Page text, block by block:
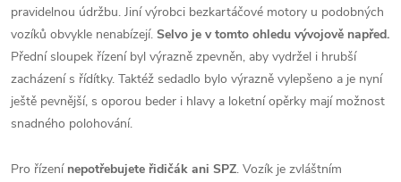
pravidelnou údržbu. Jiní výrobci bezkartáčové motory u podobných
vozíků obvykle nenabízejí. Selvo je v tomto ohledu vývojově napřed.
Přední sloupek řízení byl výrazně zpevněn, aby vydržel i hrubší
zacházení s řídítky. Taktéž sedadlo bylo výrazně vylepšeno a je nyní
ještě pevnější, s oporou beder i hlavy a loketní opěrky mají možnost
snadného polohování.
Pro řízení nepotřebujete řidičák ani SPZ. Vozík je zvláštním